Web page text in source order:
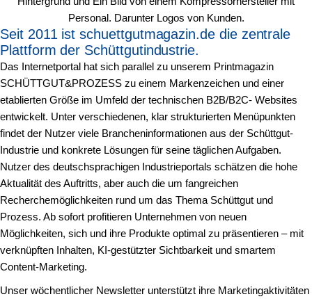
Seit 2011 ist schuettgutmagazin.de die zentrale
Plattform der Schüttgutindustrie.
Das Internetportal hat sich parallel zu unserem Printmagazin
SCHÜTTGUT&PROZESS zu einem Markenzeichen und einer
etablierten Größe im Umfeld der technischen B2B/B2C- Websites
entwickelt. Unter verschiedenen, klar strukturierten Menüpunkten
findet der Nutzer viele Brancheninformationen aus der Schüttgut-
Industrie und konkrete Lösungen für seine täglichen Aufgaben.
Nutzer des deutschsprachigen Industrieportals schätzen die hohe
Aktualität des Auftritts, aber auch die um fangreichen
Recherchemöglichkeiten rund um das Thema Schüttgut und
Prozess. Ab sofort profitieren Unternehmen von neuen
Möglichkeiten, sich und ihre Produkte optimal zu präsentieren – mit
verknüpften Inhalten, KI-gestützter Sichtbarkeit und smartem
Content-Marketing.
Unser wöchentlicher Newsletter unterstützt ihre Marketingaktivitäten